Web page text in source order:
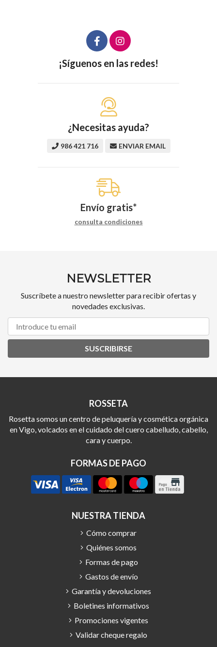
¡Síguenos en las redes!
¿Necesitas ayuda?
986 421 716 ENVIAR EMAIL
Envío gratis*
consulta condiciones
NEWSLETTER
Suscríbete a nuestro newsletter para recibir ofertas y
novedades exclusivas.
SUSCRIBIRSE
ROSSETA
Rosetta somos un centro de peluquería y cosmética orgánica
en Vigo, volcados en el cuidado del cuero cabelludo, cabello,
cara y cuerpo.
FORMAS DE PAGO
NUESTRA TIENDA
Cómo comprar
Quiénes somos
Formas de pago
Gastos de envío
Garantía y devoluciones
Boletines informativos
Promociones vigentes
Validar cheque regalo